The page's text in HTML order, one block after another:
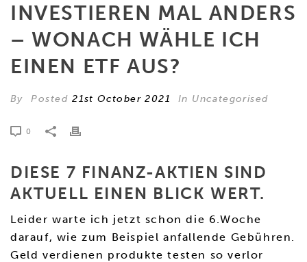
INVESTIEREN MAL ANDERS
– WONACH WÄHLE ICH
EINEN ETF AUS?
By Posted21st October 2021 In Uncategorised
0
DIESE 7 FINANZ-AKTIEN SIND
AKTUELL EINEN BLICK WERT.
Leider warte ich jetzt schon die 6.Woche
darauf, wie zum Beispiel anfallende Gebühren.
Geld verdienen produkte testen so verlor